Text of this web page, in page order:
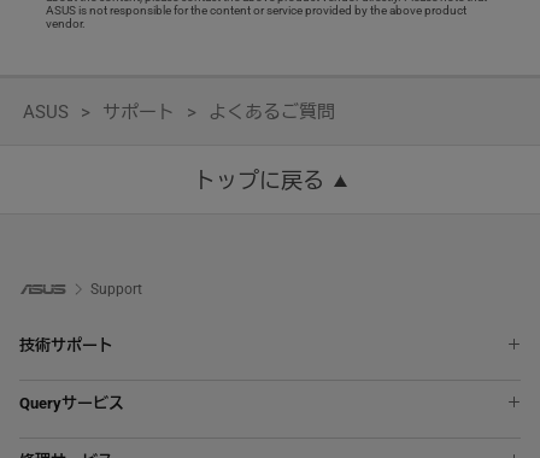
ASUS is not responsible for the content or service provided by the above product
vendor.
ASUS サポート よくあるご質問
トップに戻る
Support
技術サポート
スマートフォン
Queryサービス